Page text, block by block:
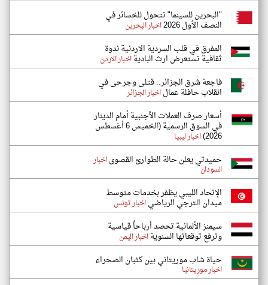
"البحرين للسينما" تتحول للخسائر في
النصف الأول 2026 اخبار البحرين
المفرق في قلب السردية الاردنية ندوة
ثقافية تستعرض ارث الباديةاخبار الاردن
فاجعة شرق الجزائر.. قتلى وجرحى في
انقلاب حافلة عمالاخبار الجزائر
أسعار صرف العملات الأجنبية أمام الدينار
في السوق الرسمية (الخميس 6 أغسطس
2026) اخبار ليبيا
حميدتي يعلن حالة الطوارئ القصوىاخبار
السودان
الإتحاد الليبي يظفر بخدمات متوسط
ميدان الترجي الرياضياخبار تونس
سيمنز الألمانية تحصد أرباحاً قياسية
وترفع توقعاتها السنويةاخبار اليمن
حياة شاب موريتاني بين كثبان الصحراء
اخبار موريتانيا